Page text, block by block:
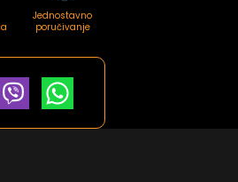
Jednostavno
poručivanje